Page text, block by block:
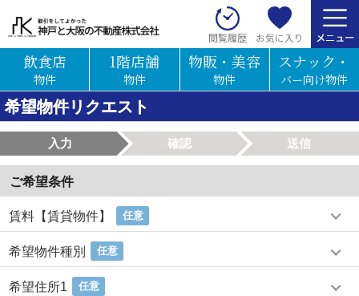
閲覧履歴 お気に入り
飲食店
物件
1階店舗
物件
物販・美容
物件
スナック・
バー向け物件
希望物件リクエスト
入力 確認 送信
ご希望条件
賃料【賃貸物件】 任意
希望物件種別 任意
希望住所1 任意